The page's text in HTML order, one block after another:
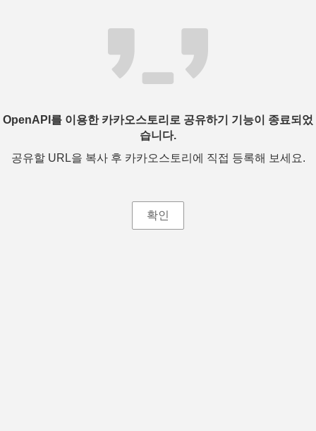
OpenAPI를 이용한 카카오스토리로 공유하기 기능이 종료되었
습니다.
공유할 URL을 복사 후 카카오스토리에 직접 등록해 보세요.
확인